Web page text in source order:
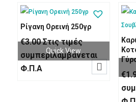
Ρίγανη Ορεινή 250γρ
€3.00 Στις τιμές
συμπεριλαμβάνεται
Φ.Π.Α
Quick View

€